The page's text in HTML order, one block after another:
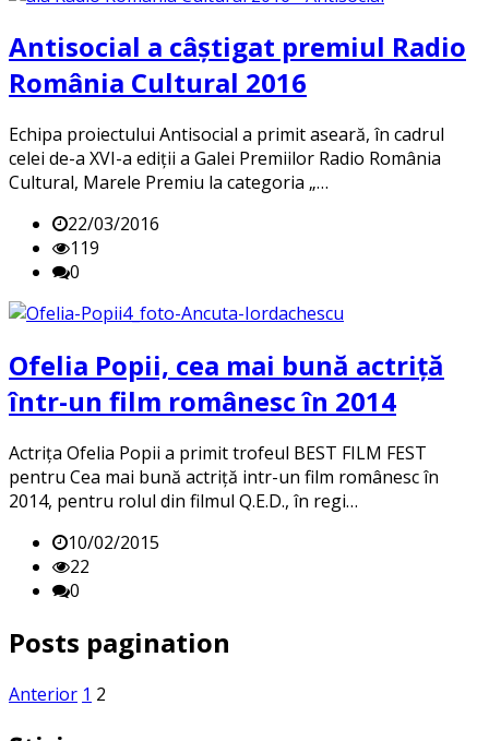
Antisocial a câștigat premiul Radio
România Cultural 2016
Echipa proiectului Antisocial a primit aseară, în cadrul
celei de-a XVI-a ediții a Galei Premiilor Radio România
Cultural, Marele Premiu la categoria „…
22/03/2016
119
0
Ofelia Popii, cea mai bună actriță
într-un film românesc în 2014
Actrița Ofelia Popii a primit trofeul BEST FILM FEST
pentru Cea mai bună actriță intr-un film românesc în
2014, pentru rolul din filmul Q.E.D., în regi…
10/02/2015
22
0
Posts pagination
Anterior 1 2